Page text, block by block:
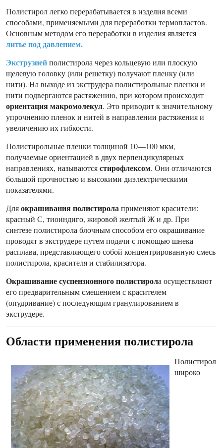
Полистирол легко перерабатывается в изделия всеми
способами, применяемыми для переработки термопластов.
Основным методом его переработки в изделия является
литье под давлением.
Экструзиейполистирола через кольцевую или плоскую
щелевую головку (или решетку) получают пленку (или
нити). На выходе из экструдера полистирольные пленки и
нити подвергаются растяжению, при котором происходит
ориентация макромолекул. Это приводит к значительному
упрочнению пленок и нитей в направлении растяжения и
увеличению их гибкости.
Полистирольные пленки толщиной 10—100 мкм,
получаемые ориентацией в двух перпендикулярных
направлениях, называютсястирофлексом. Они отличаются
большой прочностью и высокими диэлектрическими
показателями.
Дляокрашивания полистиролаприменяют красители:
красный С, тиоиндиго, жировой желтый Ж и др. При
синтезе полистирола блочным способом его окрашивание
проводят в экструдере путем подачи с помощью шнека
расплава, представляющего собой концентрированную смесь
полистирола, красителя и стабилизатора.
Окрашивание суспензионного полистирола осуществляют
его предварительным смешением с красителем
(опудривание) с последующим гранулированием в
экструдере.
Области применения полистирола
Полистирол
широко